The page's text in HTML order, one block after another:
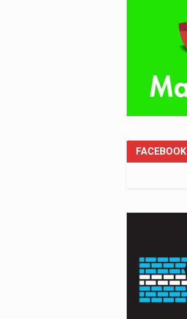
FACEBOOK